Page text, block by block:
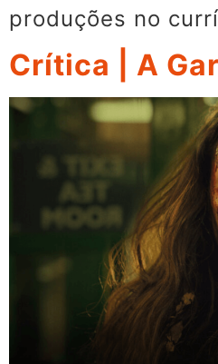
produções no
Crítica | A